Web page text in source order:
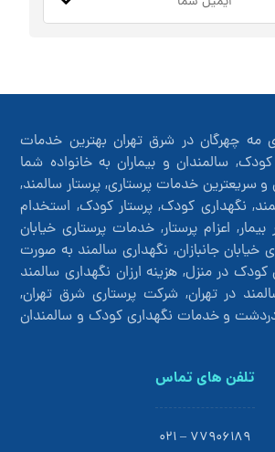
مه چهرگان در شرق تهران بهترین خدمات
سالمندان و بیماران به خانواده شما
و سریعترین خدمات پرستاری, پرستار سالمند,
نگهداری کودک, پرستار کودک, استخدام
اعزام پرستار, خدمات پرستاری خیابان
خیابان جانبازان, نگهداری سالمند به صورت
کودک در منزل, هزینه ارزان نگهداری سالمند
در تهران, شرکت پرستاری شرق تهران,
و خدمات نگهداری کودک و سالمندان
تلفن های تماس
77906189 – 021